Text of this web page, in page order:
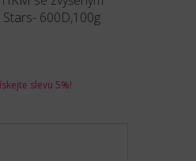
600D,100g
slevu 5%!